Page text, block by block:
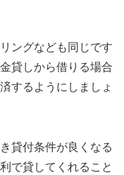
ングなども同じです
貸しから借りる場合
するようにしましょ
貸付条件が良くなる
で貸してくれること